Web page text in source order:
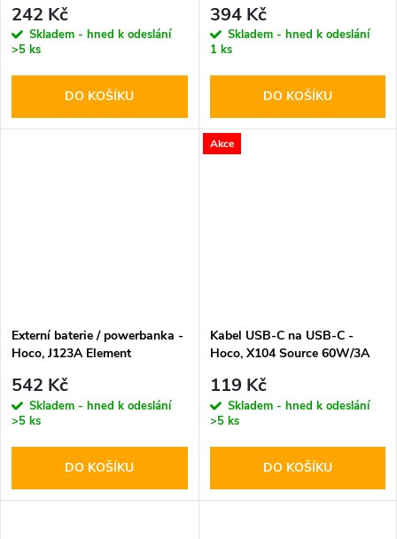
242 Kč
Skladem - hned k odeslání
>5 ks
DO KOŠÍKU
394 Kč
Skladem - hned k odeslání
1 ks
DO KOŠÍKU
Externí baterie / powerbanka -
Hoco, J123A Element
542 Kč
Skladem - hned k odeslání
>5 ks
DO KOŠÍKU
Akce
Kabel USB-C na USB-C -
Hoco, X104 Source 60W/3A
119 Kč
Skladem - hned k odeslání
>5 ks
DO KOŠÍKU